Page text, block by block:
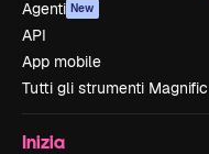
Agenti New
API
App mobile
Tutti gli strumenti Magnific
Inizia